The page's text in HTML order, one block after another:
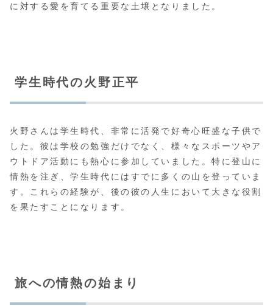
に対する愛を育てる重要な土壌となりました。
学生時代の火野正平
火野さんは学生時代、非常に活発で好奇心旺盛な子供で
した。彼は学校の勉強だけでなく、様々なスポーツやア
ウトドア活動にも熱心に参加していました。特に登山に
情熱を注ぎ、学生時代にはすでに多くの山を登っていま
す。これらの経験が、後の彼の人生において大きな役割
を果たすことになります。
旅への情熱の始まり